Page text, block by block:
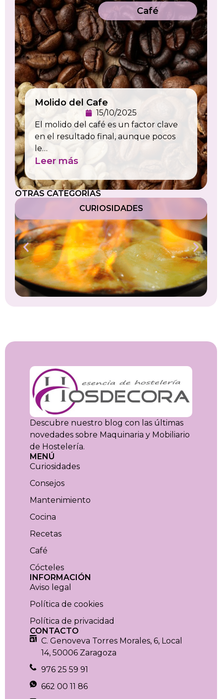
Café
Molido del Cafe
15/10/2025
El molido del café es un factor clave
en el resultado final, aunque pocos
le…
Leer más
OTRAS CATEGORÍAS
CURIOSIDADES
Descubre nuestro blog con las últimas
novedades sobre Maquinaria y Mobiliario
de Hostelería.
MENÚ
Curiosidades
Consejos
Mantenimiento
Cocina
Recetas
Café
Cócteles
INFORMACIÓN
Aviso legal
Política de cookies
Política de privacidad
CONTACTO
C. Genoveva Torres Morales, 6, Local
14, 50006 Zaragoza
976 25 59 91
662 00 11 86